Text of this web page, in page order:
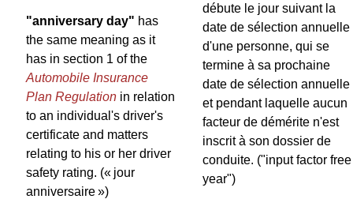
"anniversary day" has
the same meaning as it
has in section 1 of the
Automobile Insurance
Plan Regulation in relation
to an individual's driver's
certificate and matters
relating to his or her driver
safety rating. (« jour
anniversaire »)
débute le jour suivant la
date de sélection annuelle
d'une personne, qui se
termine à sa prochaine
date de sélection annuelle
et pendant laquelle aucun
facteur de démérite n'est
inscrit à son dossier de
conduite. ("input factor free
year")